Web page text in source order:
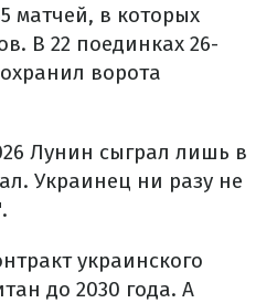
матчей, в которых
В 22 поединках 26-
ворота
Лунин сыграл лишь в
Украинец ни разу не
украинского
до 2030 года. А